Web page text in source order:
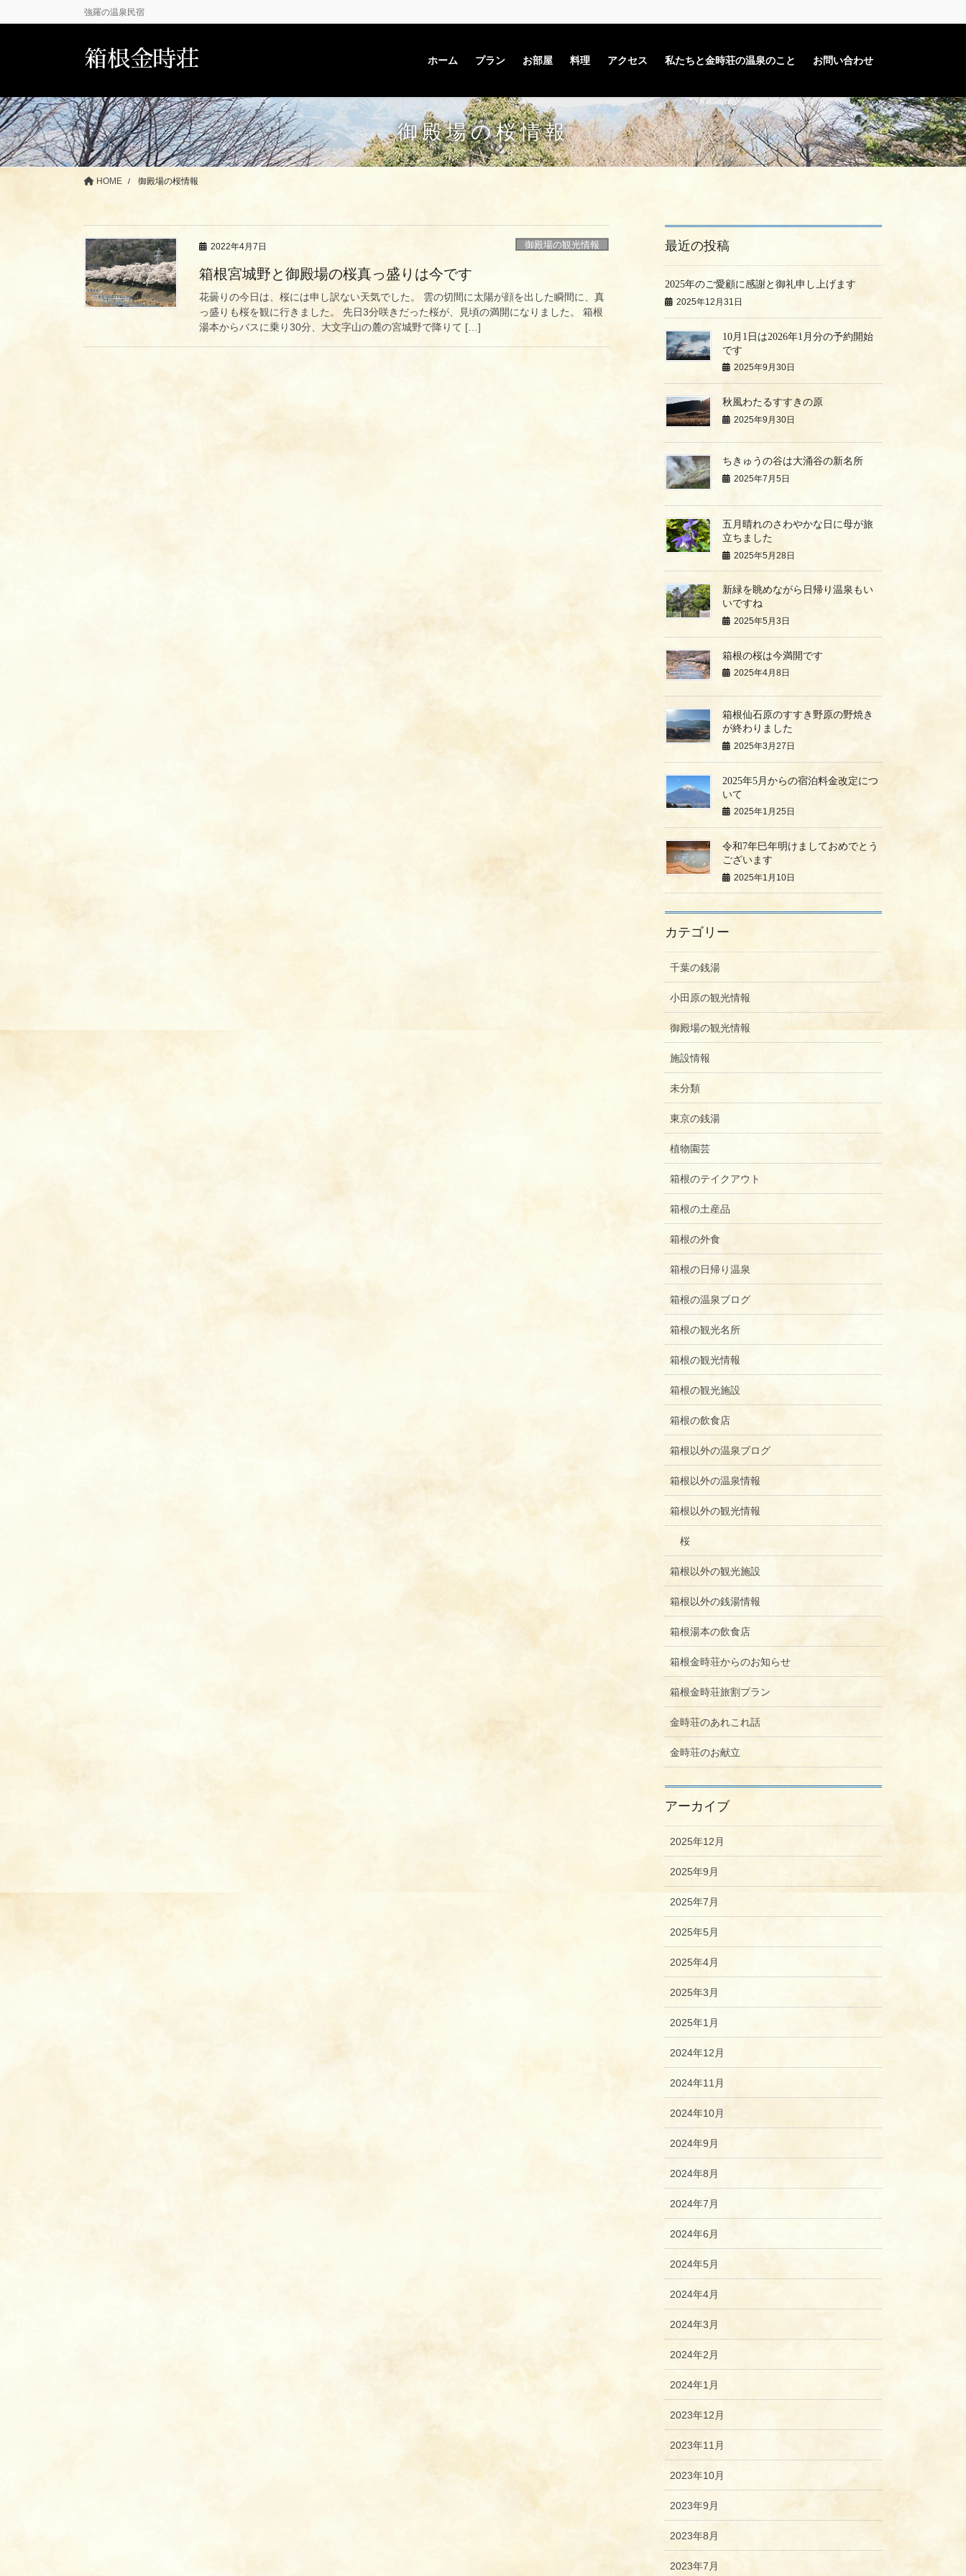
ン
移
動
ビ
ン
に
移
動
強羅の温泉民宿
箱根金時荘 ホーム プラン お部屋 料理 アクセス 私たちと金時荘の温泉のこと お問い合わせ
御殿場の桜情報
HOME 御殿場の桜情報
2022年4月7日 御殿場の観光情報
箱根宮城野と御殿場の桜真っ盛りは今です
花曇りの今日は、桜には申し訳ない天気でした。 雲の切間に太陽が顔を出した瞬間に、真
っ盛りも桜を観に行きました。 先日3分咲きだった桜が、見頃の満開になりました。 箱根
湯本からバスに乗り30分、大文字山の麓の宮城野で降りて […]
最近の投稿
2025年のご愛顧に感謝と御礼申し上げます
2025年12月31日
10月1日は2026年1月分の予約開始
です
2025年9月30日
秋風わたるすすきの原
2025年9月30日
ちきゅうの谷は大涌谷の新名所
2025年7月5日
五月晴れのさわやかな日に母が旅
立ちました
2025年5月28日
新緑を眺めながら日帰り温泉もい
いですね
2025年5月3日
箱根の桜は今満開です
2025年4月8日
箱根仙石原のすすき野原の野焼き
が終わりました
2025年3月27日
2025年5月からの宿泊料金改定につ
いて
2025年1月25日
令和7年巳年明けましておめでとう
ございます
2025年1月10日
カテゴリー
千葉の銭湯
小田原の観光情報
御殿場の観光情報
施設情報
未分類
東京の銭湯
植物園芸
箱根のテイクアウト
箱根の土産品
箱根の外食
箱根の日帰り温泉
箱根の温泉ブログ
箱根の観光名所
箱根の観光情報
箱根の観光施設
箱根の飲食店
箱根以外の温泉ブログ
箱根以外の温泉情報
箱根以外の観光情報
桜
箱根以外の観光施設
箱根以外の銭湯情報
箱根湯本の飲食店
箱根金時荘からのお知らせ
箱根金時荘旅割プラン
金時荘のあれこれ話
金時荘のお献立
アーカイブ
2025年12月
2025年9月
2025年7月
2025年5月
2025年4月
2025年3月
2025年1月
2024年12月
2024年11月
2024年10月
2024年9月
2024年8月
2024年7月
2024年6月
2024年5月
2024年4月
2024年3月
2024年2月
2024年1月
2023年12月
2023年11月
2023年10月
2023年9月
2023年8月
2023年7月